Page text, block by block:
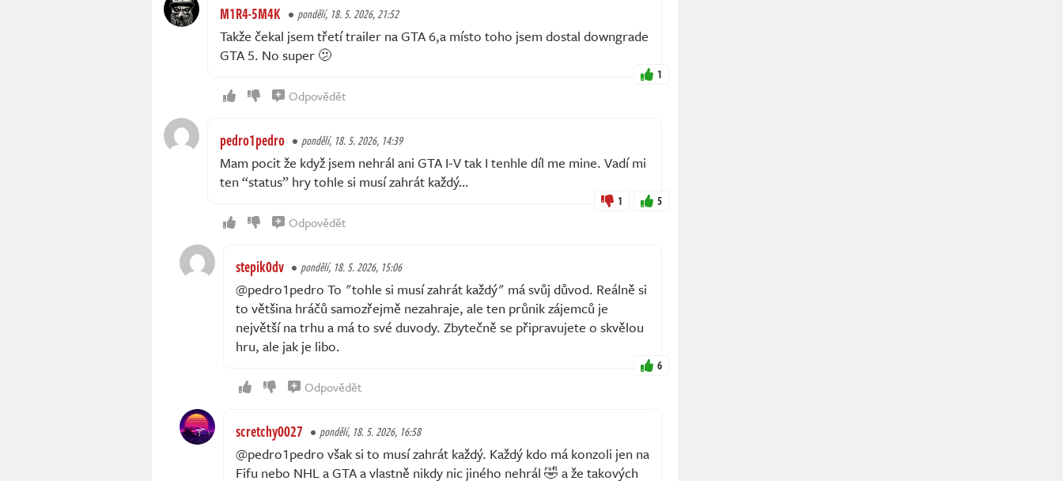
M1R4-5M4K pondělí, 18. 5. 2026, 21:52
Takže čekal jsem třetí trailer na GTA 6,a místo toho jsem dostal downgrade
GTA 5. No super 🫤
1
Odpovědět
pedro1pedro pondělí, 18. 5. 2026, 14:39
Mam pocit že když jsem nehrál ani GTA I-V tak I tenhle díl me mine. Vadí mi
ten “status” hry tohle si musí zahrát každý…
1 5
Odpovědět
stepik0dv pondělí, 18. 5. 2026, 15:06
@pedro1pedro To "tohle si musí zahrát každý" má svůj důvod. Reálně si
to většina hráčů samozřejmě nezahraje, ale ten průnik zájemců je
největší na trhu a má to své duvody. Zbytečně se připravujete o skvělou
hru, ale jak je libo.
6
Odpovědět
scretchy0027 pondělí, 18. 5. 2026, 16:58
@pedro1pedro však si to musí zahrát každý. Každý kdo má konzoli jen na
Fifu nebo NHL a GTA a vlastně nikdy nic jiného nehrál 🤣 a že takových